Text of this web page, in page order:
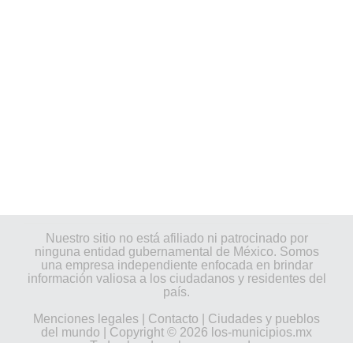
Nuestro sitio no está afiliado ni patrocinado por
ninguna entidad gubernamental de México. Somos
una empresa independiente enfocada en brindar
información valiosa a los ciudadanos y residentes del
país.
Menciones legales
Contacto
Ciudades y pueblos
del mundo | Copyright © 2026 los-municipios.mx
Todos los derechos reservados